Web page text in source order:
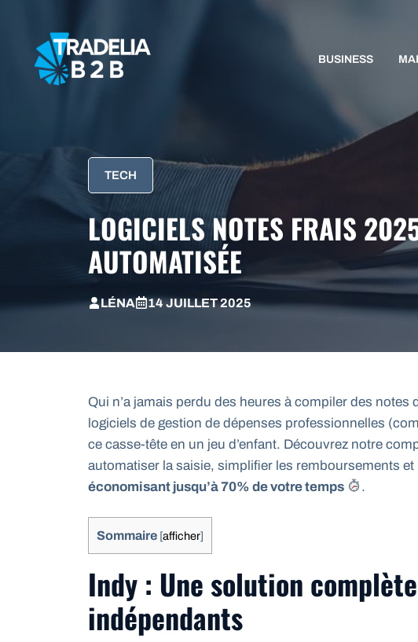
contenu
BUSINESS
TECH
LOGICIELS NOTES FRAIS
AUTOMATISÉE
LÉNA 14 JUILLET 2025
Qui n’a jamais perdu des heures à compiler des notes
logiciels de gestion de dépenses professionnelles
ce casse-tête en un jeu d’enfant. Découvrez notre
automatiser la saisie, simplifier les remboursements
économisant jusqu’à 70% de votre temps
.
Sommaire [afficher]
Indy : Une solution
indépendants